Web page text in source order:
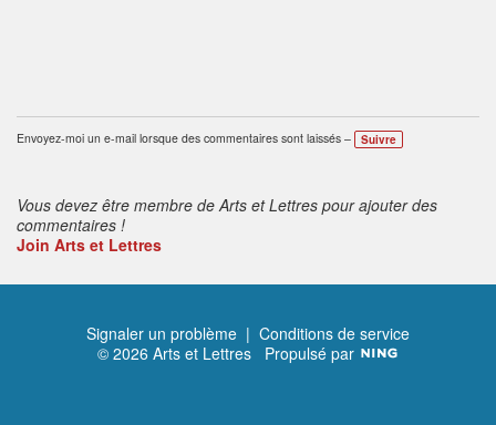
Envoyez-moi un e-mail lorsque des commentaires sont laissés – Suivre
Vous devez être membre de Arts et Lettres pour ajouter des
commentaires !
Join Arts et Lettres
Signaler un problème | Conditions de service
© 2026 Arts et Lettres Propulsé par